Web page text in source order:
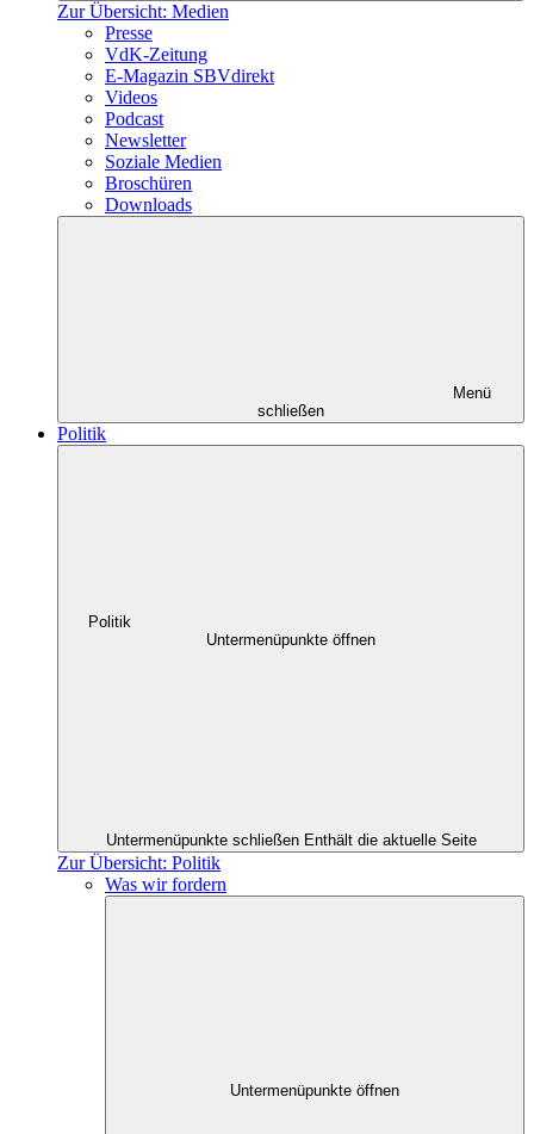
Zur Übersicht: Medien
Presse
VdK-Zeitung
E-Magazin SBVdirekt
Videos
Podcast
Newsletter
Soziale Medien
Broschüren
Downloads
Menü
schließen
Politik
Politik
Untermenüpunkte öffnen
Untermenüpunkte schließen Enthält die aktuelle Seite
Zur Übersicht: Politik
Was wir fordern
Untermenüpunkte öffnen